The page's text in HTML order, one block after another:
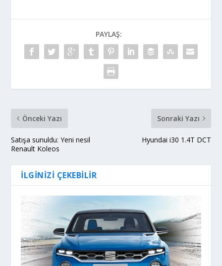
PAYLAŞ:
Önceki Yazı
Satışa sunuldu: Yeni nesil
Renault Koleos
Sonraki Yazı
Hyundai i30 1.4T DCT
İLGINIZI ÇEKEBILIR